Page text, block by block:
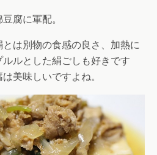
腐に軍配。
は別物の食感の良さ、加熱に
ルとした絹ごしも好きです
美味しいですよね。